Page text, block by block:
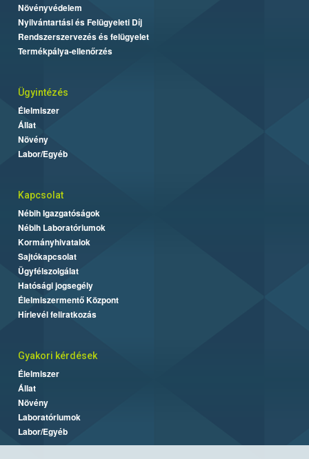
Növényvédelem
Nyilvántartási és Felügyeleti Díj
Rendszerszervezés és felügyelet
Termékpálya-ellenőrzés
Ügyintézés
Élelmiszer
Állat
Növény
Labor/Egyéb
Kapcsolat
Nébih Igazgatóságok
Nébih Laboratóriumok
Kormányhivatalok
Sajtókapcsolat
Ügyfélszolgálat
Hatósági jogsegély
Élelmiszermentő Központ
Hírlevél feliratkozás
Gyakori kérdések
Élelmiszer
Állat
Növény
Laboratóriumok
Labor/Egyéb